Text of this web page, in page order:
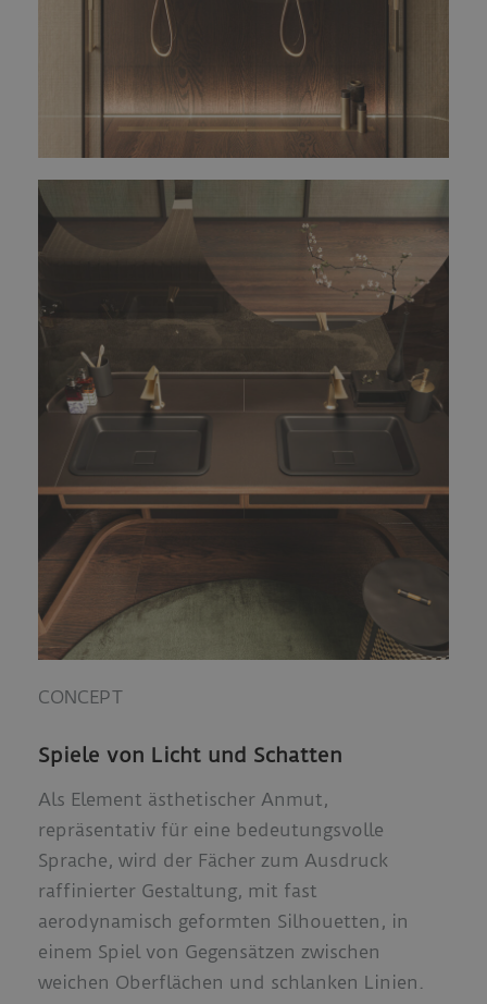
CONCEPT
Spiele von Licht und Schatten
Als Element ästhetischer Anmut,
repräsentativ für eine bedeutungsvolle
Sprache, wird der Fächer zum Ausdruck
raffinierter Gestaltung, mit fast
aerodynamisch geformten Silhouetten, in
einem Spiel von Gegensätzen zwischen
weichen Oberflächen und schlanken Linien.